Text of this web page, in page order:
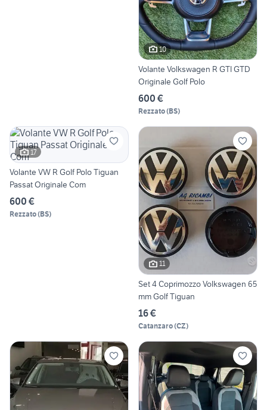
10
Volante Volkswagen R GTI GTD
Originale Golf Polo
600 €
Rezzato(BS)
17
Volante VW R Golf Polo Tiguan
Passat Originale Com
600 €
Rezzato(BS)
11
Set 4 Coprimozzo Volkswagen 65
mm Golf Tiguan
16 €
Catanzaro(CZ)